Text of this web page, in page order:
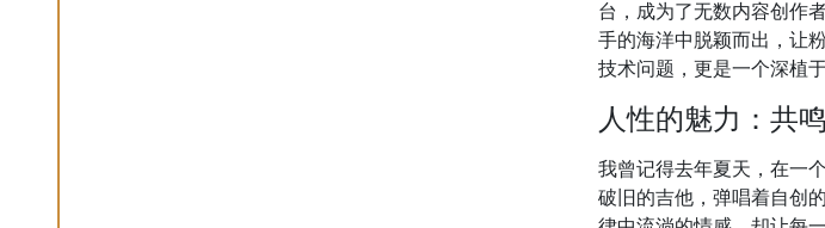
台，成为了无数内容创作
手的海洋中脱颖而出，让
技术问题，更是一个深植
人性的魅力：共
我曾记得去年夏天，在一
破旧的吉他，弹唱着自创